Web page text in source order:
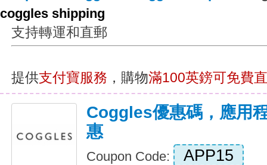
coggles shipping
支持轉運和直郵
提供支付寶服務 ，購物滿100英鎊可免費
Coggles優惠碼，應用
惠
Coupon Code: APP15